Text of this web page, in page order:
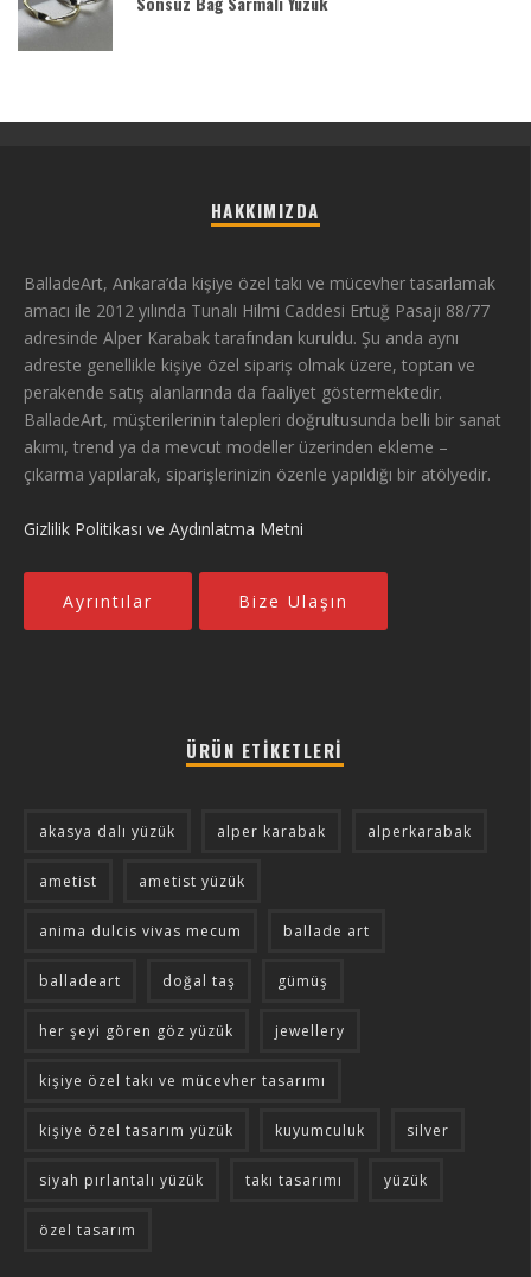
HAKKIMIZDA
BalladeArt, Ankara’da kişiye özel takı ve mücevher tasarlamak
amacı ile 2012 yılında Tunalı Hilmi Caddesi Ertuğ Pasajı 88/77
adresinde Alper Karabak tarafından kuruldu. Şu anda aynı
adreste genellikle kişiye özel sipariş olmak üzere, toptan ve
perakende satış alanlarında da faaliyet göstermektedir.
BalladeArt, müşterilerinin talepleri doğrultusunda belli bir sanat
akımı, trend ya da mevcut modeller üzerinden ekleme –
çıkarma yapılarak, siparişlerinizin özenle yapıldığı bir atölyedir.
Gizlilik Politikası ve Aydınlatma Metni
Ayrıntılar Bize Ulaşın
ÜRÜN ETIKETLERI
akasya dalı yüzük alper karabak alperkarabak
ametist ametist yüzük
anima dulcis vivas mecum ballade art
balladeart doğal taş gümüş
her şeyi gören göz yüzük jewellery
kişiye özel takı ve mücevher tasarımı
kişiye özel tasarım yüzük kuyumculuk silver
siyah pırlantalı yüzük takı tasarımı yüzük
özel tasarım